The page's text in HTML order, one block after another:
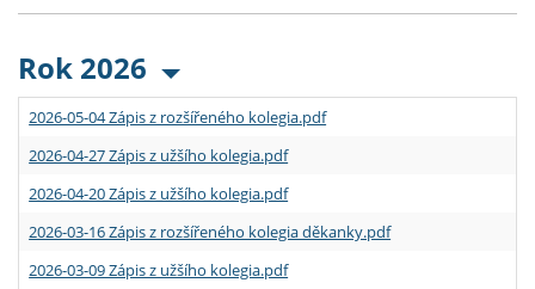
Rok 2026
2026-05-04 Zápis z rozšířeného kolegia.pdf
2026-04-27 Zápis z užšího kolegia.pdf
2026-04-20 Zápis z užšího kolegia.pdf
2026-03-16 Zápis z rozšířeného kolegia děkanky.pdf
2026-03-09 Zápis z užšího kolegia.pdf